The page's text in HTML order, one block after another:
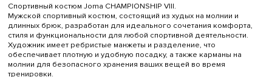
Спортивный костюм Joma CHAMPIONSHIP VIII.
Мужской спортивный костюм, состоящий из худых на молнии и
длинных брюк, разработан для идеального сочетания комфорта,
стиля и функциональности для любой спортивной деятельности.
Художник имеет ребристые манжеты и разделение, что
обеспечивает плотную и удобную посадку, а также карманы на
молнии для безопасного хранения ваших вещей во время
тренировки.